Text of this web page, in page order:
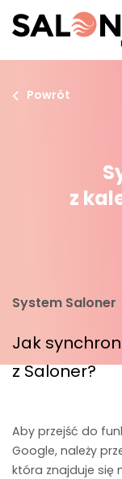
Powrót
z
System Saloner
Jak
z Saloner?
Aby przejść do
Google, należy
która znajduje się